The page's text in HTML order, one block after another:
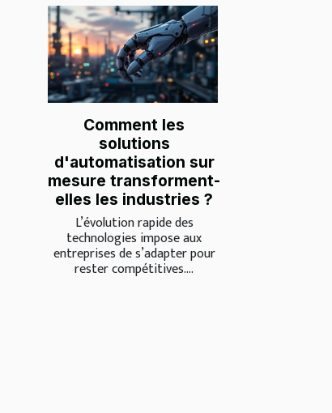
Comment les
solutions
d'automatisation sur
mesure transforment-
elles les industries ?
L’évolution rapide des
technologies impose aux
entreprises de s’adapter pour
rester compétitives....